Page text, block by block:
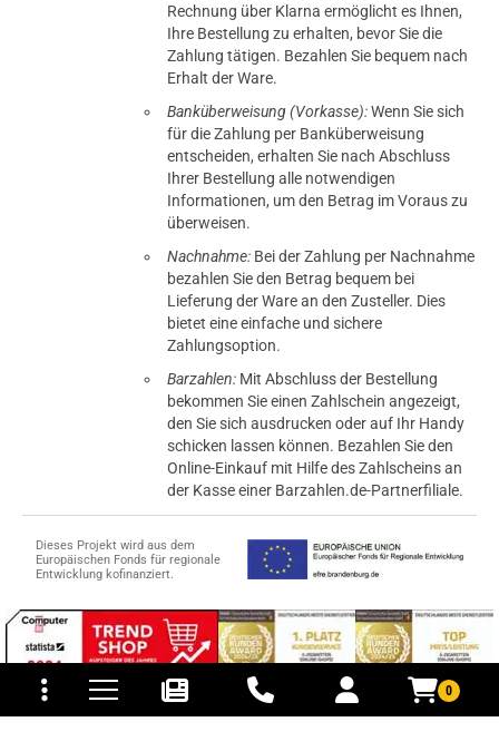
0
und Versandkosten
Rechnung über Klarna ermöglicht es Ihnen,
Ihre Bestellung zu erhalten, bevor Sie die
Zahlung tätigen. Bezahlen Sie bequem nach
Erhalt der Ware.
Banküberweisung (Vorkasse):Wenn Sie sich
für die Zahlung per Banküberweisung
entscheiden, erhalten Sie nach Abschluss
Ihrer Bestellung alle notwendigen
Informationen, um den Betrag im Voraus zu
überweisen.
Nachnahme: Bei der Zahlung per Nachnahme
bezahlen Sie den Betrag bequem bei
Lieferung der Ware an den Zusteller. Dies
bietet eine einfache und sichere
Zahlungsoption.
Barzahlen: Mit Abschluss der Bestellung
bekommen Sie einen Zahlschein angezeigt,
den Sie sich ausdrucken oder auf Ihr Handy
schicken lassen können. Bezahlen Sie den
Online-Einkauf mit Hilfe des Zahlscheins an
der Kasse einer Barzahlen.de-Partnerfiliale.
Dieses Projekt wird aus dem
Europäischen Fonds für regionale
Entwicklung kofinanziert.
© 2015-2026 PB-ViGoods GmbH